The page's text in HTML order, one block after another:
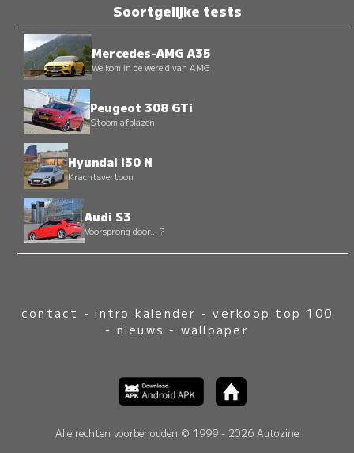
Soortgelijke tests
Mercedes-AMG A35
Welkom in de wereld van AMG
Peugeot 308 GTi
Stoom afblazen
Hyundai i30 N
Krachtsvertoon
Audi S3
Voorsprong door... ?
contact -intro kalender -verkoop top 100
- nieuws - wallpaper
Alle rechten voorbehouden © 1999 - 2026 Autozine